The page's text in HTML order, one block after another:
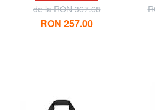
de la RON 367.68
RON 257.00